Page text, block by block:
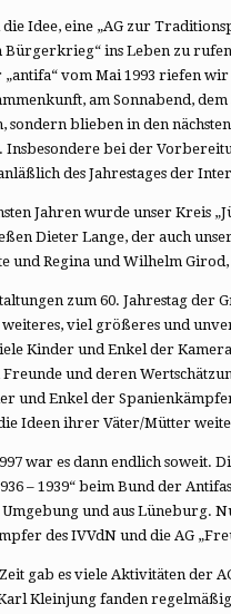
die Idee, eine „AG zur
Bürgerkrieg“ ins Leben zu
„antifa“ vom Mai 1993 riefen
am Sonnabend,
sondern blieben in den
Insbesondere bei der
des Jahrestages der
Jahren wurde unser Kreis
Dieter Lange, der auch
und Regina und Wilhelm
zum 60. Jahrestag
viel größeres und
Kinder und Enkel der
Freunde und deren
und Enkel der
Ideen ihrer Väter/Mütter
war es dann endlich soweit.
– 1939“ beim Bund der
und aus Lüneburg.
des IVVdN und die AG
gab es viele Aktivitäten der
Kleinjung fanden